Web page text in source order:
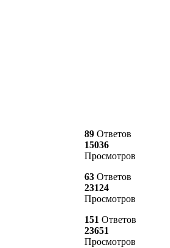
89 Ответов
15036
Просмотров
63 Ответов
23124
Просмотров
151 Ответов
23651
Просмотров